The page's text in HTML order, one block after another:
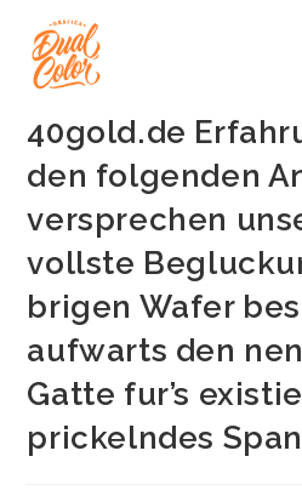
contenido
40gold.de
den folgenden
versprechen
vollste
brigen Wafer
aufwarts den
Gatte fur’s
prickelndes